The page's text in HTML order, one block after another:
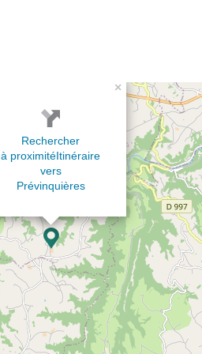
×
Rechercher
à proximitéItinéraire
vers
Prévinquières